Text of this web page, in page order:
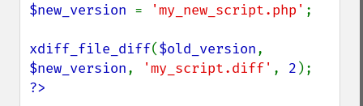
$new_version = 'my_new_script.php' ;
xdiff_file_diff($old_version
$new_version, 'my_script.diff' , 2
?>